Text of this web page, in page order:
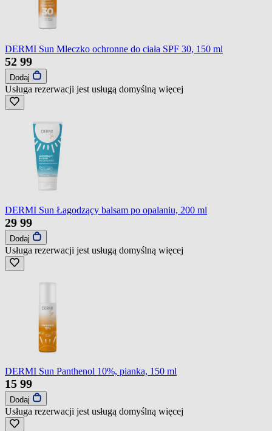
DERMI Sun Mleczko ochronne do ciała SPF 30, 150 ml
52 99
Dodaj
Usługa rezerwacji jest usługą domyślną więcej
DERMI Sun Łagodzący balsam po opalaniu, 200 ml
29 99
Dodaj
Usługa rezerwacji jest usługą domyślną więcej
DERMI Sun Panthenol 10%, pianka, 150 ml
15 99
Dodaj
Usługa rezerwacji jest usługą domyślną więcej